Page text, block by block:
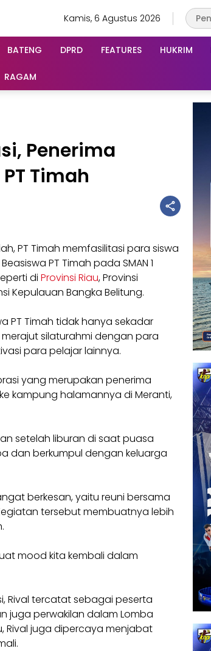
Kamis, 6 Agustus 2026
BATENG DPRD FEATURES HUKRIM
RAGAM
Penerima
Timah
PT Timah memfasilitasi para siswa
PT Timah pada SMAN 1
di Provinsi Riau, Provinsi
Kepulauan Bangka Belitung.
PT Timah tidak hanya sekadar
silaturahmi dengan para
para pelajar lainnya.
yang merupakan penerima
kampung halamannya di Meranti,
setelah liburan di saat puasa
dan berkumpul dengan keluarga
berkesan, yaitu reuni bersama
tersebut membuatnya lebih
mood kita kembali dalam
Rival tercatat sebagai peserta
juga perwakilan dalam Lomba
Rival juga dipercaya menjabat